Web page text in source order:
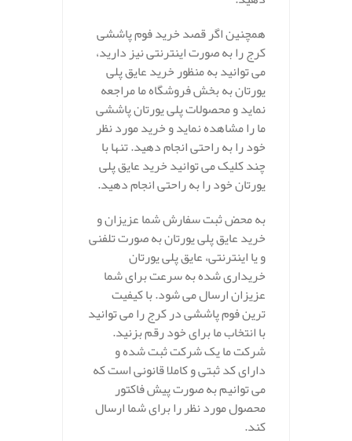
همچنین اگر قصد خرید فوم پاششی
کرج را به صورت اینترنتی نیز دارید،
می توانید به منظور خرید عایق پلی
یورتان به بخش فروشگاه ما مراجعه
نماید و محصولات پلی یورتان پاششی
ما را مشاهده نماید و خرید مورد نظر
خود را به راحتی انجام دهید. تنها با
چند کلیک می توانید خرید عایق پلی
یورتان خود را به راحتی انجام دهید.
به محض ثبت سفارش شما عزیزان و
خرید عایق پلی یورتان به صورت تلفنی
و یا اینترنتی، عایق پلی یورتان
خریداری شده به سرعت برای شما
عزیزان ارسال می شود. با کیفیت
ترین فوم پاششی در کرج را می توانید
با انتخاب ما برای خود رقم بزنید.
شرکت ما یک شرکت ثبت شده و
دارای کد ثبتی و کاملا قانونی است که
می توانیم به صورت پیش فاکتور
محصول مورد نظر را برای شما ارسال
کند.